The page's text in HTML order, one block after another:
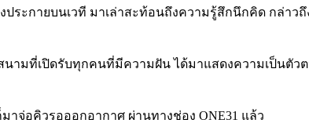
ประกายบนเวที มาเล่าสะท้อนถึงความรู้สึกนึกคิด กล่า
ามที่เปิดรับทุกคนที่มีความฝัน ได้มาแสดงความเป็นตัวต
มาจ่อคิวรอออกอากาศ ผ่านทางช่อง ONE31 แล้ว